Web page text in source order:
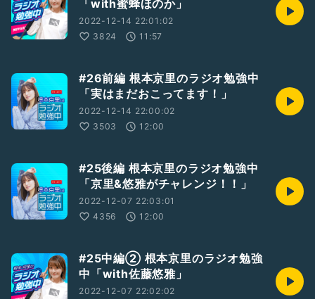
「with蜜蜂ほのか」
2022-12-14 22:01:02
3824
11:57
#26前編 根本京里のラジオ勉強中
「実はまだおこってます！」
2022-12-14 22:00:02
3503
12:00
#25後編 根本京里のラジオ勉強中
「京里&悠雅がチャレンジ！！」
2022-12-07 22:03:01
4356
12:00
#25中編② 根本京里のラジオ勉強
中「with佐藤悠雅」
2022-12-07 22:02:02